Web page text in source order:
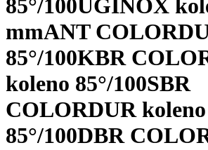
85°/100UGINOX
mmANT
85°/100KBR
koleno 85°/100SBR
COLORDUR koleno
85°/100DBR